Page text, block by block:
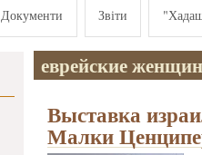
Документи Звіти
еврейские
Выставка
Малки